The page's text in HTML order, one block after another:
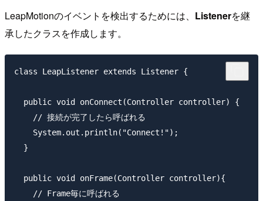
LeapMotionのイベントを検出するためには、 Listenerを継
承したクラスを作成します。
class LeapListener extends Listener {
  public void onConnect(Controller controller) {
    // 接続が完了したら呼ばれる
    System.out.println("Connect!");
  }
  public void onFrame(Controller controller){
    // Frame毎に呼ばれる